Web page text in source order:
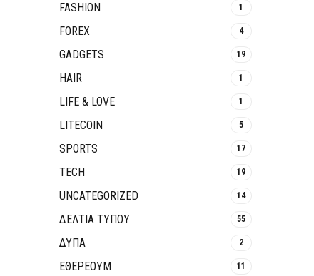
FASHION 1
FOREX 4
GADGETS 19
HAIR 1
LIFE & LOVE 1
LITECOIN 5
SPORTS 17
TECH 19
UNCATEGORIZED 14
ΔΕΛΤΙΑ ΤΥΠΟΥ 55
ΔΥΠΑ 2
ΕΘΈΡΕΟΥΜ 11